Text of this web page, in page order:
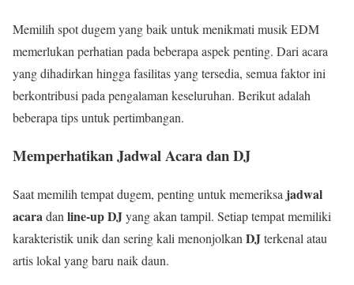
Memilih spot dugem yang baik untuk menikmati musik EDM
memerlukan perhatian pada beberapa aspek penting. Dari acara
yang dihadirkan hingga fasilitas yang tersedia, semua faktor ini
berkontribusi pada pengalaman keseluruhan. Berikut adalah
beberapa tips untuk pertimbangan.
Memperhatikan Jadwal Acara dan DJ
Saat memilih tempat dugem, penting untuk memeriksa jadwal
acaradan line-up DJyang akan tampil. Setiap tempat memiliki
karakteristik unik dan sering kali menonjolkan DJterkenal atau
artis lokal yang baru naik daun.